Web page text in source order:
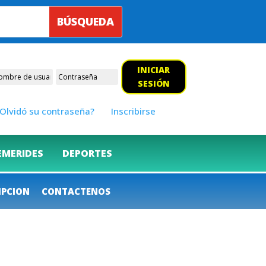
INICIAR
SESIÓN
su contraseña? Inscribirse
DEPORTES
CONTACTENOS